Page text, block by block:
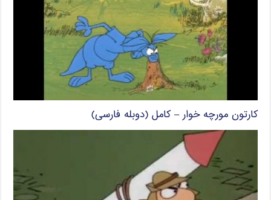
کارتون مورچه خوار – کامل (دوبله فارسی)